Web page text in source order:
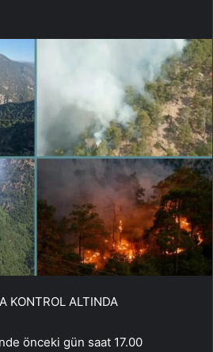
KONTROL ALTINDA
önceki gün saat 17.00